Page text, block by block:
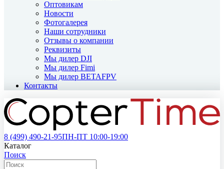
Оптовикам
Новости
Фотогалерея
Наши сотрудники
Отзывы о компании
Реквизиты
Мы дилер DJI
Мы дилер Fimi
Мы дилер BETAFPV
Контакты
8 (499) 490-21-95ПН-ПТ 10:00-19:00
Каталог
Поиск